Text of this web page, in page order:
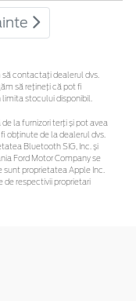
să contactaţi dealerul dvs.
să rețineți că pot fi
stocului disponibil.
la furnizori terți și pot avea
obținute de la dealerul dvs.
Bluetooth SIG, Inc. și
Ford Motor Company se
proprietatea Apple Inc.
respectivii proprietari